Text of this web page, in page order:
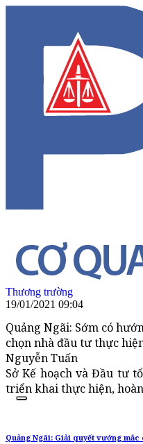
Thương trường
19/01/2021 09:04
Quảng Ngãi: Sớm có
chọn nhà đầu tư thực
Nguyễn Tuấn
Sở Kế hoạch và Đầu tư
triển khai thực hiện,
Quảng Ngãi: Giải quyết vướng